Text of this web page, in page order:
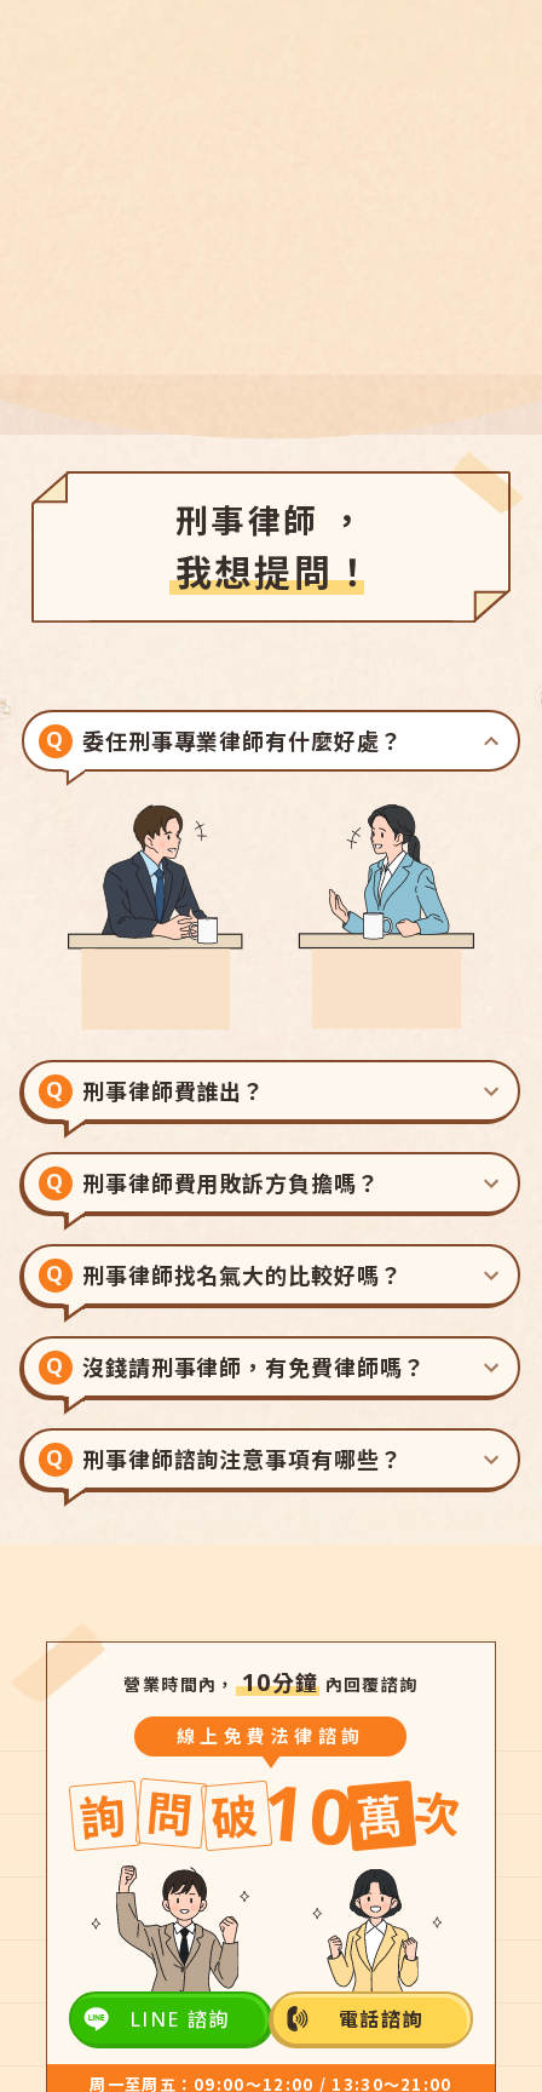
刑事律師 ，
我想提問！
委任刑事專業律師有什麼好處？
刑事律師費誰出？
刑事律師費用敗訴方負擔嗎？
刑事律師找名氣大的比較好嗎？
沒錢請刑事律師，有免費律師嗎？
刑事律師諮詢注意事項有哪些？
營業時間內， 10分鐘 內回覆諮詢
線上免費法律諮詢
詢 問 破10萬次
LINE 諮詢 電話諮詢
周一至周五：09:00～12:00 / 13:30～21:00